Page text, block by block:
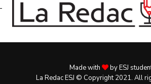
Made with
by ESJ
La Redac ESJ © Copyright 2021. All